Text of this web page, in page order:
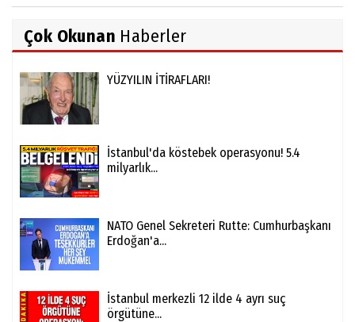
Çok Okunan Haberler
YÜZYILIN İTİRAFLARI!
İstanbul'da köstebek operasyonu! 5.4
milyarlık...
NATO Genel Sekreteri Rutte: Cumhurbaşkanı
Erdoğan'a...
İstanbul merkezli 12 ilde 4 ayrı suç
örgütüne...